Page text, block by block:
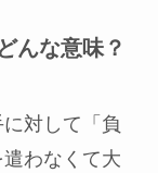
んな意味？
対して「負
わなくて大